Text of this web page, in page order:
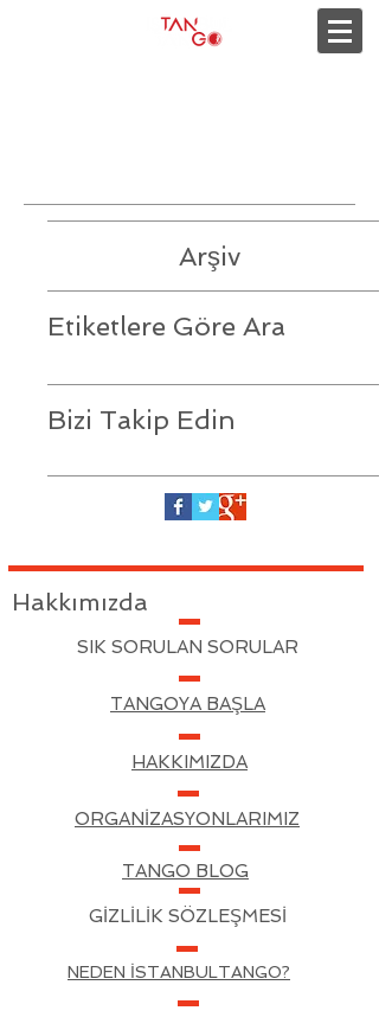
Arşiv
Etiketlere Göre Ara
Bizi Takip Edin
Hakkımızda
SIK SORULAN SORULAR
TANGOYA BAŞLA
HAKKIMIZDA
ORGANİZASYONLARIMIZ
TANGO BLOG
GİZLİLİK SÖZLEŞMESİ
NEDEN İSTANBULTANGO?